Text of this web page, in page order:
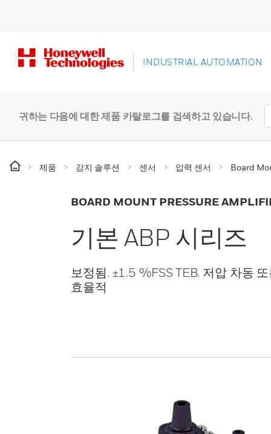
INDUSTRIAL AUTOMATION
귀하는 다음에 대한 제품 카탈로그를 검색하고 있습니다.
제품 감지 솔루션 센서 압력 센서 Board
BOARD MOUNT PRESSURE
기본 ABP 시리즈
보정됨. ±1.5 %FSS TEB. 저압 차동
효율적